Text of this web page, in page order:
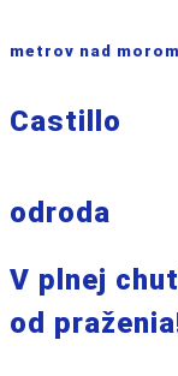
metrov nad morom
Castillo
odroda
V plnej
od